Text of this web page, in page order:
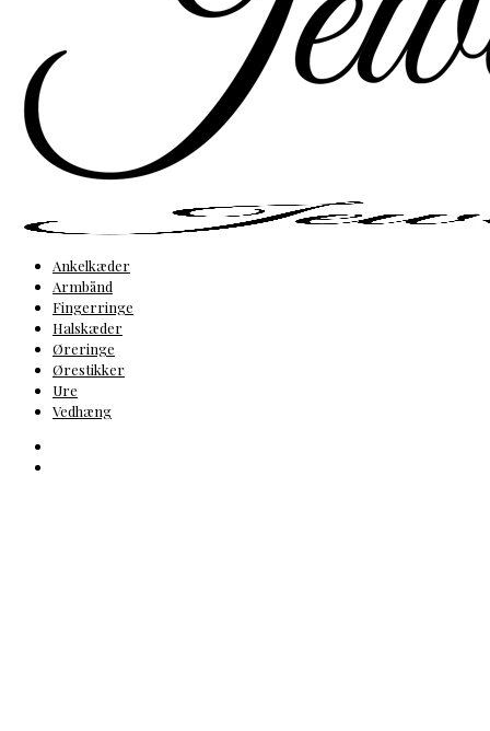
Ankelkæder
Armbånd
Fingerringe
Halskæder
Øreringe
Ørestikker
Ure
Vedhæng